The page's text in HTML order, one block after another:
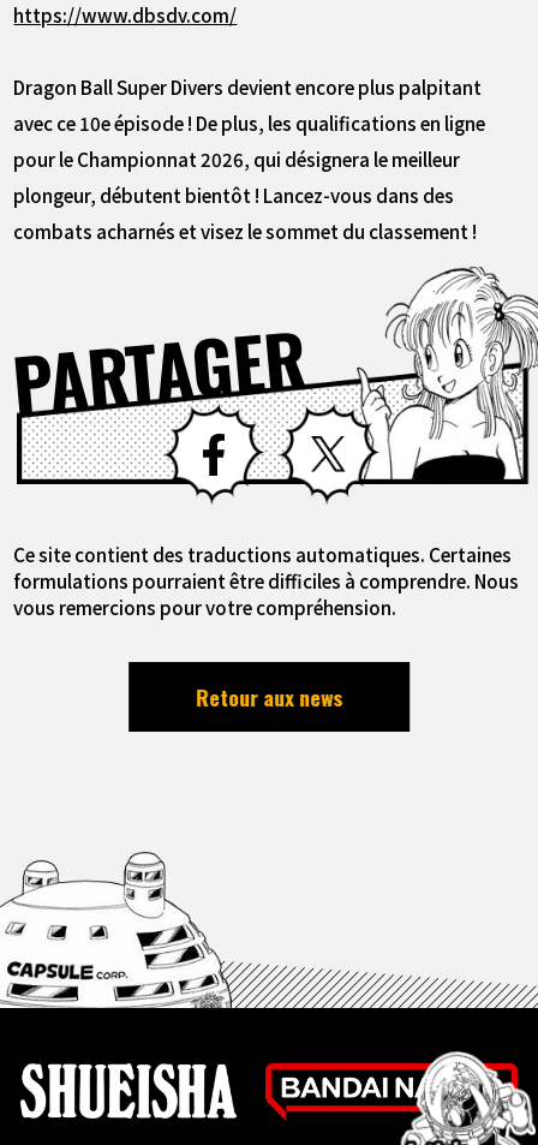
https://www.dbsdv.com/
Dragon Ball Super Divers devient encore plus palpitant
avec ce 10e épisode ! De plus, les qualifications en ligne
pour le Championnat 2026, qui désignera le meilleur
plongeur, débutent bientôt ! Lancez-vous dans des
combats acharnés et visez le sommet du classement !
PARTAGERFacebook X
Ce site contient des traductions automatiques. Certaines
formulations pourraient être difficiles à comprendre. Nous
vous remercions pour votre compréhension.
Retour aux news